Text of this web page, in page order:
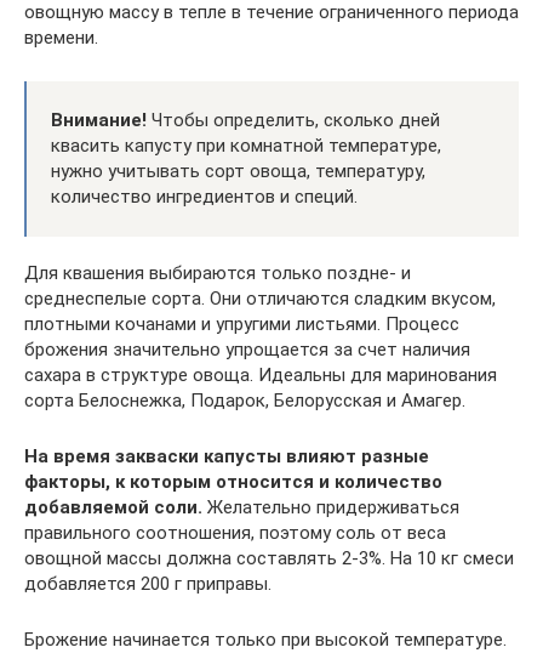
овощную массу в тепле в течение ограниченного периода
времени.
Внимание! Чтобы определить, сколько дней
квасить капусту при комнатной температуре,
нужно учитывать сорт овоща, температуру,
количество ингредиентов и специй.
Для квашения выбираются только поздне- и
среднеспелые сорта. Они отличаются сладким вкусом,
плотными кочанами и упругими листьями. Процесс
брожения значительно упрощается за счет наличия
сахара в структуре овоща. Идеальны для маринования
сорта Белоснежка, Подарок, Белорусская и Амагер.
На время закваски капусты влияют разные
факторы, к которым относится и количество
добавляемой соли. Желательно придерживаться
правильного соотношения, поэтому соль от веса
овощной массы должна составлять 2-3%. На 10 кг смеси
добавляется 200 г приправы.
Брожение начинается только при высокой температуре.